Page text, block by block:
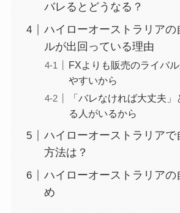
バレるとどうなる？
ハイローオーストラリアの
ルが出回っている理由
FXよりも販売のライバ
やすいから
「バレなければ大丈夫
る人がいるから
ハイローオーストラリアで
方法は？
ハイローオーストラリアの
め